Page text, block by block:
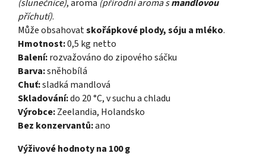
(slunečnice), aroma (přírodní aroma smandlovou
příchutí).
Může obsahovatskořápkové plody, sóju a mléko.
Hmotnost:0,5 kg netto
Balení:rozvažováno do zipového sáčku
Barva:sněhobílá
Chuť:sladká mandlová
Skladování:do 20 °C, v suchu a chladu
Výrobce:Zeelandia, Holandsko
Bez konzervantů:ano
Výživové hodnoty na 100 g